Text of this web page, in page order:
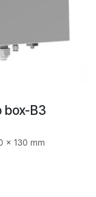
box-B3
x 130 mm